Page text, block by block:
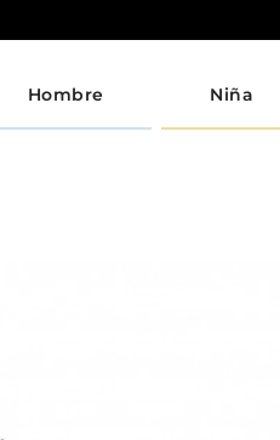
Hombre Niña